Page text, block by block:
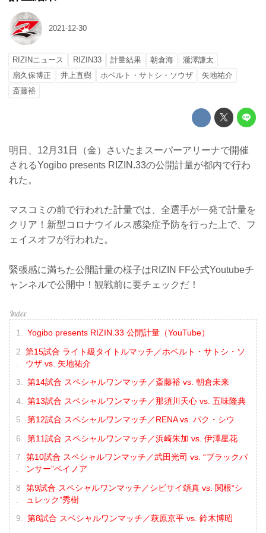
2021-12-30
RIZINニュース RIZIN33 計量結果 朝倉海
瀧澤謙太
扇久保博正
井上直樹 ホベルト・サトシ・ソウザ
矢地祐介
斎藤裕
明日、12月31日（金）さいたまスーパーアリーナで開催
されるYogibo presents RIZIN.33の公開計量が都内で行わ
れた。
マスコミの前で行われた計量では、全選手が一発で計量を
クリア！新型コロナウイルス感染症予防を行った上で、フ
ェイスオフが行われた。
緊張感に満ちた公開計量の様子はRIZIN FF公式Youtubeチ
ャンネルで公開中！観戦前に要チェックだ！
Yogibo presents RIZIN.33 公開計量（YouTube）
第15試合 ライト級タイトルマッチ／ホベルト・サトシ・ソ
ウザ vs. 矢地祐介
第14試合 スペシャルワンマッチ／斎藤裕 vs. 朝倉未来
第13試合 スペシャルワンマッチ／那須川天心 vs. 五味隆典
第12試合 スペシャルワンマッチ／RENA vs. パク・シウ
第11試合 スペシャルワンマッチ／浜崎朱加 vs. 伊澤星花
第10試合 スペシャルワンマッチ／武田光司 vs. “ブラックパ
ンサー”ベイノア
第9試合 スペシャルワンマッチ／シビサイ頌真 vs. 関根“シ
ュレック”秀樹
第8試合 スペシャルワンマッチ／萩原京平 vs. 鈴木博昭